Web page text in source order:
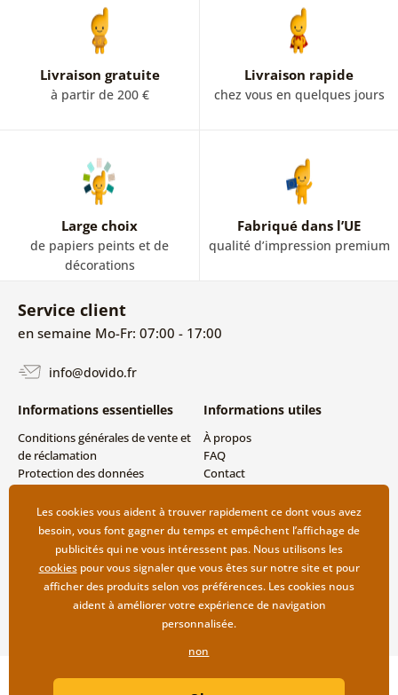
Livraison gratuite
à partir de 200 €
Livraison rapide
chez vous en quelques jours
Large choix
de papiers peints et de
décorations
Fabriqué dans l’UE
qualité d’impression premium
Service client
en semaine Mo-Fr: 07:00 - 17:00
info@dovido.fr
Informations essentielles
Conditions générales de vente et
de réclamation
Protection des données
Modes de livraison et de
paiement
Retour des produits
Informations utiles
À propos
FAQ
Contact
Copyright ©2019 © Dovido.fr.
Les cookies vous aident à trouver rapidement ce dont vous avez
besoin, vous font gagner du temps et empêchent l’affichage de
publicités qui ne vous intéressent pas. Nous utilisons les
cookiespour vous signaler que vous êtes sur notre site et pour
afficher des produits selon vos préférences. Les cookies nous
aident à améliorer votre expérience de navigation
personnalisée.
non